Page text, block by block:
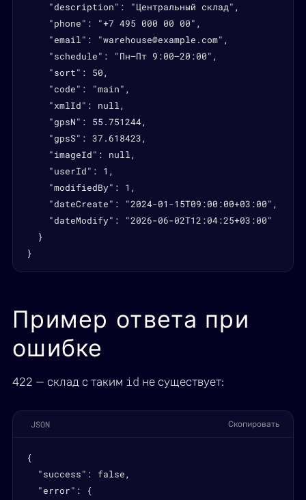
    "description": "Центральный склад",
    "phone": "+7 495 000 00 00",
    "email": "warehouse@example.com",
    "schedule": "Пн–Пт 9:00–20:00",
    "sort": 50,
    "code": "main",
    "xmlId": null,
    "gpsN": 55.751244,
    "gpsS": 37.618423,
    "imageId": null,
    "userId": 1,
    "modifiedBy": 1,
    "dateCreate": "2024-01-15T09:00:00+03:00",
    "dateModify": "2026-06-02T12:04:25+03:00"
  }
}
Пример ответа при
ошибке
422 — склад с таким id не существует:
JSON Скопировать
{
  "success": false,
  "error": {